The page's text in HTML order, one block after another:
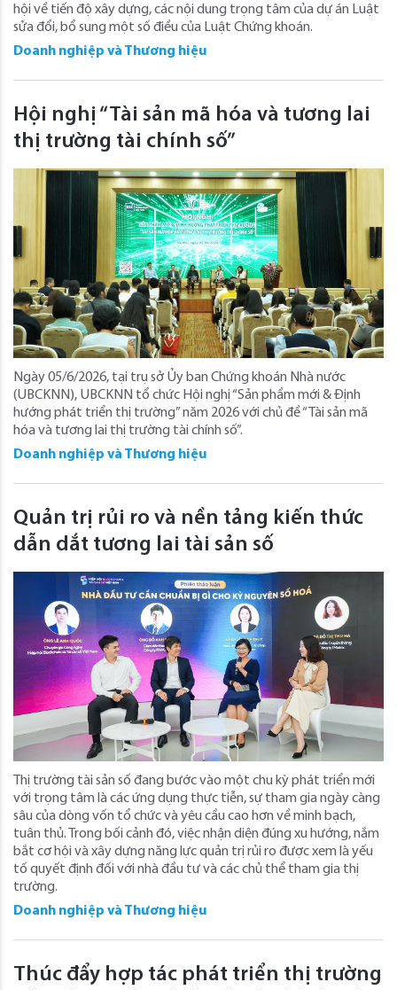
hội về tiến độ xây dựng, các nội dung trọng tâm của dự án Luật
sửa đổi, bổ sung một số điều của Luật Chứng khoán.
Doanh nghiệp và Thương hiệu
Hội nghị “Tài sản mã hóa và tương lai
thị trường tài chính số”
Ngày 05/6/2026, tại trụ sở Ủy ban Chứng khoán Nhà nước
(UBCKNN), UBCKNN tổ chức Hội nghị “Sản phẩm mới & Định
hướng phát triển thị trường” năm 2026 với chủ đề “Tài sản mã
hóa và tương lai thị trường tài chính số”.
Doanh nghiệp và Thương hiệu
Quản trị rủi ro và nền tảng kiến thức
dẫn dắt tương lai tài sản số
Thị trường tài sản số đang bước vào một chu kỳ phát triển mới
với trọng tâm là các ứng dụng thực tiễn, sự tham gia ngày càng
sâu của dòng vốn tổ chức và yêu cầu cao hơn về minh bạch,
tuân thủ. Trong bối cảnh đó, việc nhận diện đúng xu hướng, nắm
bắt cơ hội và xây dựng năng lực quản trị rủi ro được xem là yếu
tố quyết định đối với nhà đầu tư và các chủ thể tham gia thị
trường.
Doanh nghiệp và Thương hiệu
Thúc đẩy hợp tác phát triển thị trường